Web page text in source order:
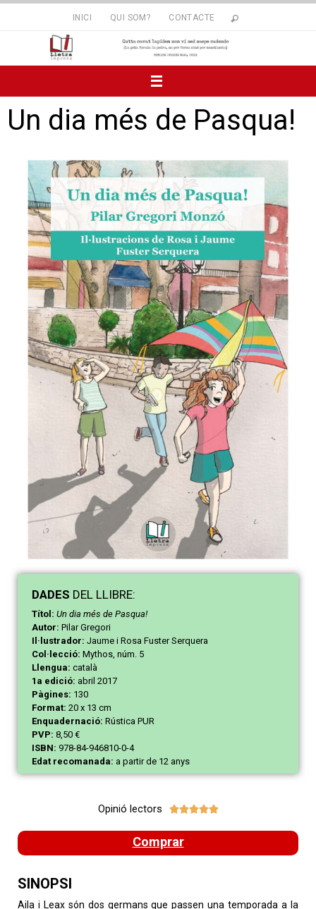
INICI QUI SOM? CONTACTE
Un dia més de Pasqua!
DADES DEL LLIBRE:
Títol: Un dia més de Pasqua!
Autor: Pilar Gregori
Il·lustrador: Jaume i Rosa Fuster Serquera
Col·lecció: Mythos, núm. 5
Llengua: català
1a edició: abril 2017
Pàgines: 130
Format: 20 x 13 cm
Enquadernació: Rústica PUR
PVP: 8,50 €
ISBN: 978-84-946810-0-4
Edat recomanada: a partir de 12 anys
Opinió lectors 
Comprar
SINOPSI
Aila i Leax són dos germans que passen una temporada a la